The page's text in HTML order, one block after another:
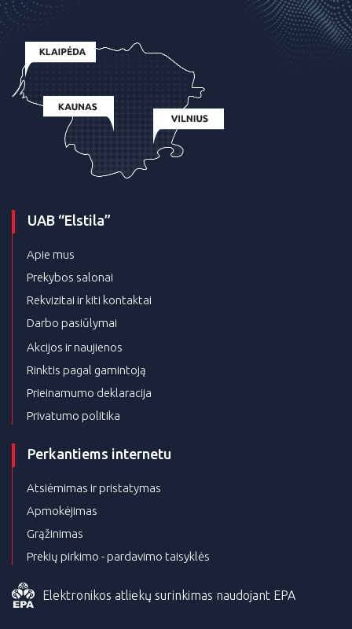
UAB “Elstila”
Apie mus
Prekybos salonai
Rekvizitai ir kiti kontaktai
Darbo pasiūlymai
Akcijos ir naujienos
Rinktis pagal gamintoją
Prieinamumo deklaracija
Privatumo politika
Perkantiems internetu
Atsiėmimas ir pristatymas
Apmokėjimas
Grąžinimas
Prekių pirkimo - pardavimo taisyklės
Elektronikos atliekų surinkimas naudojant EPA